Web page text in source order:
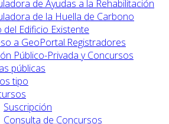
de Ayudas a la Rehabilitación
de la Huella de Carbono
del Edificio Existente
a GeoPortal.Registradores
Público-Privada y Concursos
públicas
tipo
Suscripción
Consulta de Concursos